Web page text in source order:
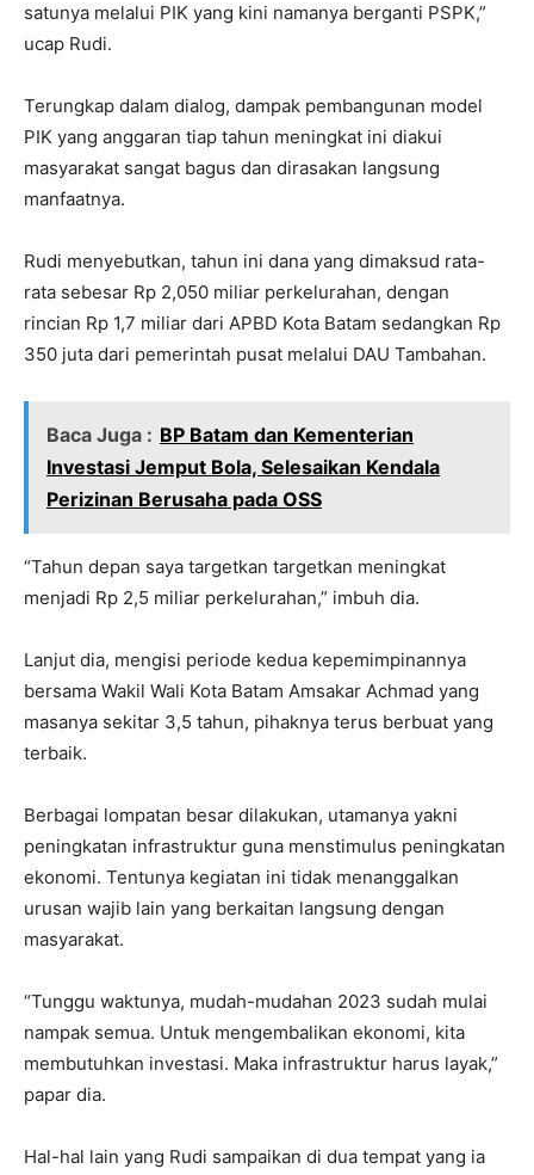
satunya melalui PIK yang kini namanya berganti PSPK,”
ucap Rudi.
Terungkap dalam dialog, dampak pembangunan model
PIK yang anggaran tiap tahun meningkat ini diakui
masyarakat sangat bagus dan dirasakan langsung
manfaatnya.
Rudi menyebutkan, tahun ini dana yang dimaksud rata-
rata sebesar Rp 2,050 miliar perkelurahan, dengan
rincian Rp 1,7 miliar dari APBD Kota Batam sedangkan Rp
350 juta dari pemerintah pusat melalui DAU Tambahan.
Baca Juga : BP Batam dan Kementerian
Investasi Jemput Bola, Selesaikan Kendala
Perizinan Berusaha pada OSS
“Tahun depan saya targetkan targetkan meningkat
menjadi Rp 2,5 miliar perkelurahan,” imbuh dia.
Lanjut dia, mengisi periode kedua kepemimpinannya
bersama Wakil Wali Kota Batam Amsakar Achmad yang
masanya sekitar 3,5 tahun, pihaknya terus berbuat yang
terbaik.
Berbagai lompatan besar dilakukan, utamanya yakni
peningkatan infrastruktur guna menstimulus peningkatan
ekonomi. Tentunya kegiatan ini tidak menanggalkan
urusan wajib lain yang berkaitan langsung dengan
masyarakat.
“Tunggu waktunya, mudah-mudahan 2023 sudah mulai
nampak semua. Untuk mengembalikan ekonomi, kita
membutuhkan investasi. Maka infrastruktur harus layak,”
papar dia.
Hal-hal lain yang Rudi sampaikan di dua tempat yang ia